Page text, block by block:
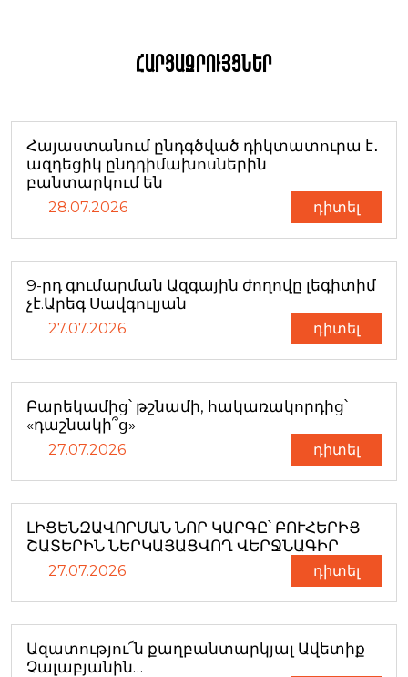
Հարցազրույցներ
Հայաստանում ընդգծված դիկտատուրա է․
ազդեցիկ ընդդիմախոսներին
բանտարկում են
28.07.2026 դիտել
9-րդ գումարման Ազգային ժողովը լեգիտիմ
չէ.Արեգ Սավգուլյան
27.07.2026 դիտել
Բարեկամից՝ թշնամի, հակառակորդից՝
«դաշնակի՞ց»
27.07.2026 դիտել
ԼԻՑԵՆԶԱՎՈՐՄԱՆ ՆՈՐ ԿԱՐԳԸ՝ ԲՈՒՀԵՐԻՑ
ՇԱՏԵՐԻՆ ՆԵՐԿԱՅԱՑՎՈՂ ՎԵՐՋՆԱԳԻՐ
27.07.2026 դիտել
Ազատությու՜ն քաղբանտարկյալ Ավետիք
Չալաբյանին…